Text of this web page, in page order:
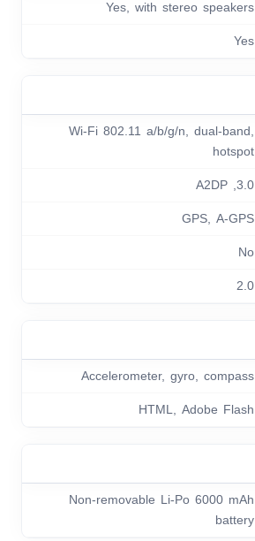
Yes, with stereo speakers
Yes
Wi-Fi 802.11 a/b/g/n, dual-band,
hotspot
3.0, A2DP
GPS, A-GPS
No
2.0
Accelerometer, gyro, compass
HTML, Adobe Flash
Non-removable Li-Po 6000 mAh
battery